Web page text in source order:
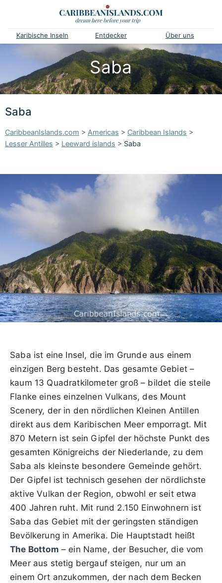
Karibische Inseln Entdecker Über uns
Saba
Saba
CaribbeanIslands.com > Americas > Caribbean Islands >
Lesser Antilles > Leeward islands > Saba
Saba ist eine Insel, die im Grunde aus einem
einzigen Berg besteht. Das gesamte Gebiet –
kaum 13 Quadratkilometer groß – bildet die steile
Flanke eines einzelnen Vulkans, des Mount
Scenery, der in den nördlichen Kleinen Antillen
direkt aus dem Karibischen Meer emporragt. Mit
870 Metern ist sein Gipfel der höchste Punkt des
gesamten Königreichs der Niederlande, zu dem
Saba als kleinste besondere Gemeinde gehört.
Der Gipfel ist technisch gesehen der nördlichste
aktive Vulkan der Region, obwohl er seit etwa
400 Jahren ruht. Mit rund 2.150 Einwohnern ist
Saba das Gebiet mit der geringsten ständigen
Bevölkerung in Amerika. Die Hauptstadt heißt
The Bottom – ein Name, der Besucher, die vom
Meer aus stetig bergauf steigen, nur um an
einem Ort anzukommen, der nach dem Becken